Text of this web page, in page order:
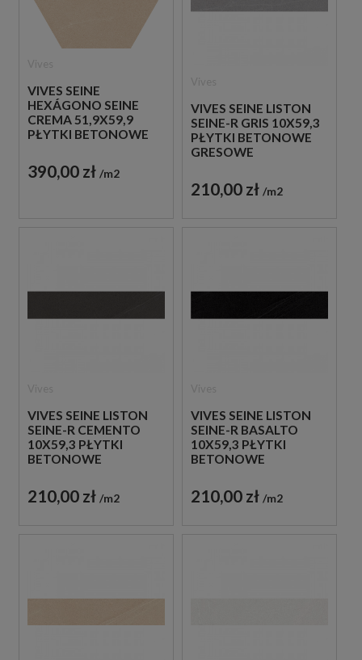
VIVES SEINE
HEXÁGONO SEINE
CREMA 51,9X59,9
PŁYTKI BETONOWE
390,00 zł m2
VIVES SEINE LISTON
SEINE-R GRIS 10X59,3
PŁYTKI BETONOWE
GRESOWE
210,00 zł m2
VIVES SEINE LISTON
SEINE-R CEMENTO
10X59,3 PŁYTKI
BETONOWE
210,00 zł m2
VIVES SEINE LISTON
SEINE-R BASALTO
10X59,3 PŁYTKI
BETONOWE
210,00 zł m2